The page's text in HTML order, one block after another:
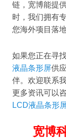
链，宽博能提
时，我们拥有
您海外项目落地
如果您正在寻
液晶条形屏供
伴。欢迎联系
更多资讯可以
LCD液晶条形
宽博